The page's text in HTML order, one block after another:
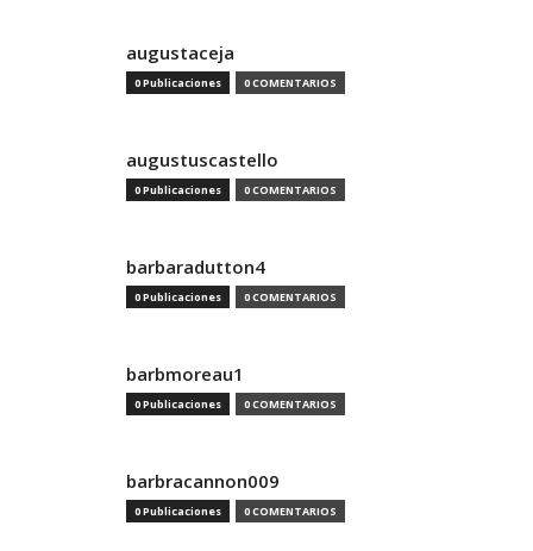
augustaceja
0 Publicaciones 0 COMENTARIOS
augustuscastello
0 Publicaciones 0 COMENTARIOS
barbaradutton4
0 Publicaciones 0 COMENTARIOS
barbmoreau1
0 Publicaciones 0 COMENTARIOS
barbracannon009
0 Publicaciones 0 COMENTARIOS